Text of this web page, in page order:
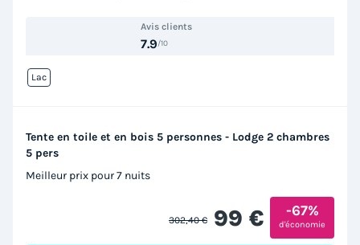
Avis clients
7.9/10
Lac
Tente en toile et en bois 5 personnes - Lodge 2 chambres
5 pers
Meilleur prix pour 7 nuits
302,40 € 99 € -67%
d'économie